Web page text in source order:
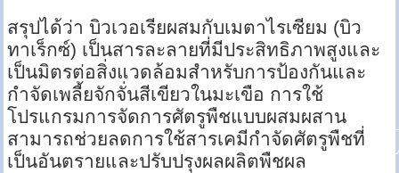
สรุปได้ว่า บิวเวอเรียผสมกับเมตาไรเซียม (บิว
ทาเร็กซ์) เป็นสารละลายที่มีประสิทธิภาพสูงและ
เป็นมิตรต่อสิ่งแวดล้อมสำหรับการป้องกันและ
กำจัดเพลี้ยจักจั่นสีเขียวในมะเขือ การใช้
โปรแกรมการจัดการศัตรูพืชแบบผสมผสาน
สามารถช่วยลดการใช้สารเคมีกำจัดศัตรูพืชที่
เป็นอันตรายและปรับปรุงผลผลิตพืชผล